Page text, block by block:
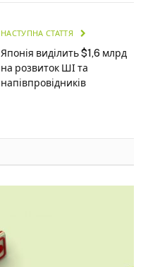
НАСТУПНА СТАТТЯ
Японія виділить $1,6 млрд
на розвиток ШІ та
напівпровідників